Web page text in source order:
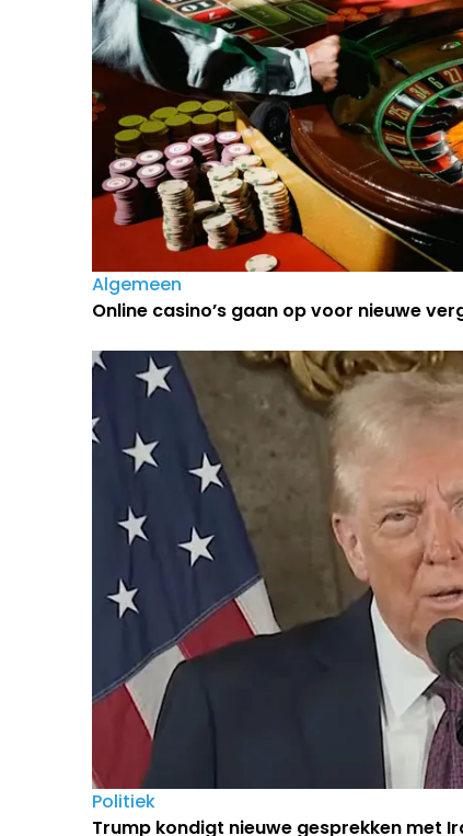
Algemeen
Online casino’s gaan op voor nieuwe
Politiek
Trump kondigt nieuwe gesprekken met